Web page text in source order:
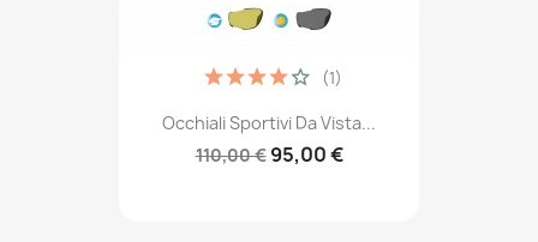
Occhiali Sportivi Da Vista...
110,00 € 95,00 €
(1)